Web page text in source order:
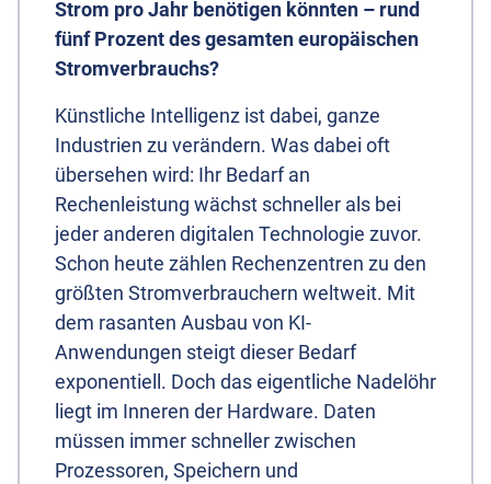
Strom pro Jahr benötigen könnten – rund
fünf Prozent des gesamten europäischen
Stromverbrauchs?
Künstliche Intelligenz ist dabei, ganze
Industrien zu verändern. Was dabei oft
übersehen wird: Ihr Bedarf an
Rechenleistung wächst schneller als bei
jeder anderen digitalen Technologie zuvor.
Schon heute zählen Rechenzentren zu den
größten Stromverbrauchern weltweit. Mit
dem rasanten Ausbau von KI-
Anwendungen steigt dieser Bedarf
exponentiell. Doch das eigentliche Nadelöhr
liegt im Inneren der Hardware. Daten
müssen immer schneller zwischen
Prozessoren, Speichern und